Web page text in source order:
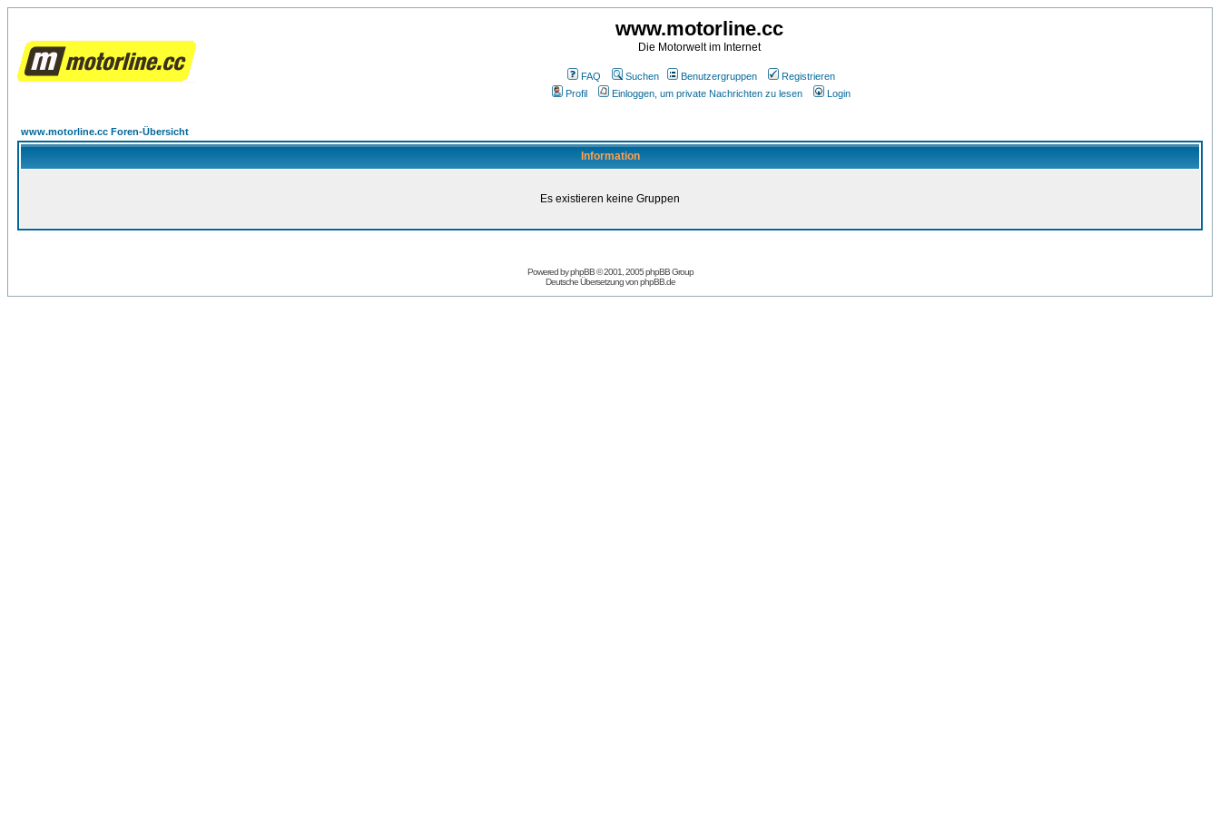
www.motorline.cc
Die Motorwelt im Internet
FAQ Suchen Benutzergruppen
Registrieren
Profil
Einloggen, um private Nachrichten zu lesen Login
www.motorline.cc Foren-Übersicht
Information
Es existieren keine Gruppen
Powered byphpBB© 2001, 2005 phpBB Group
Deutsche Übersetzung vonphpBB.de